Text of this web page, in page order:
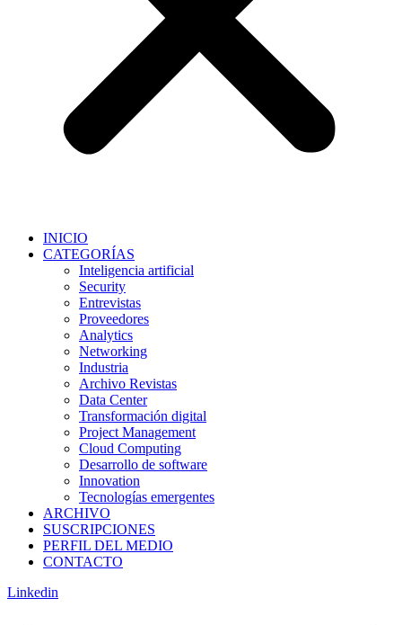
INICIO
CATEGORÍAS
Inteligencia artificial
Security
Entrevistas
Proveedores
Analytics
Networking
Industria
Archivo Revistas
Data Center
Transformación digital
Project Management
Cloud Computing
Desarrollo de software
Innovation
Tecnologías emergentes
ARCHIVO
SUSCRIPCIONES
PERFIL DEL MEDIO
CONTACTO
Linkedin